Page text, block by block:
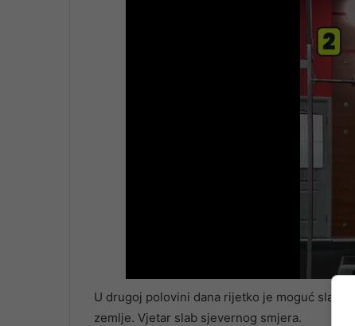
U drugoj polovini dana rijetko je moguć slab
zemlje. Vjetar slab sjevernog smjera.